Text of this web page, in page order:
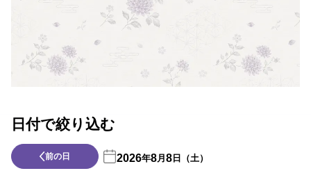
日付で絞り込む
前の日 2026年8月8日（土）